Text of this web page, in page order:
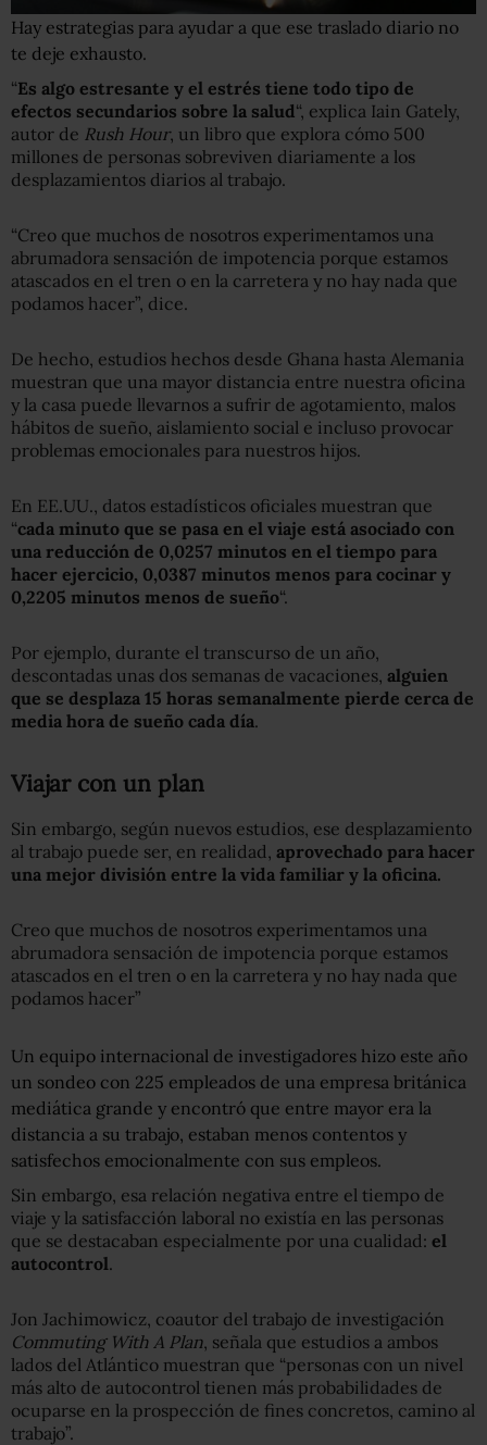
Hay estrategias para ayudar a que ese traslado diario no
te deje exhausto.
“Es algo estresante y el estrés tiene todo tipo de
efectos secundarios sobre la salud“, explica Iain Gately,
autor de Rush Hour, un libro que explora cómo 500
millones de personas sobreviven diariamente a los
desplazamientos diarios al trabajo.
“Creo que muchos de nosotros experimentamos una
abrumadora sensación de impotencia porque estamos
atascados en el tren o en la carretera y no hay nada que
podamos hacer”, dice.
De hecho, estudios hechos desde Ghana hasta Alemania
muestran que una mayor distancia entre nuestra oficina
y la casa puede llevarnos a sufrir de agotamiento, malos
hábitos de sueño, aislamiento social e incluso provocar
problemas emocionales para nuestros hijos.
En EE.UU., datos estadísticos oficiales muestran que
“cada minuto que se pasa en el viaje está asociado con
una reducción de 0,0257 minutos en el tiempo para
hacer ejercicio, 0,0387 minutos menos para cocinar y
0,2205 minutos menos de sueño“.
Por ejemplo, durante el transcurso de un año,
descontadas unas dos semanas de vacaciones, alguien
que se desplaza 15 horas semanalmente pierde cerca de
media hora de sueño cada día.
Viajar con un plan
Sin embargo, según nuevos estudios, ese desplazamiento
al trabajo puede ser, en realidad, aprovechado para hacer
una mejor división entre la vida familiar y la oficina.
Creo que muchos de nosotros experimentamos una
abrumadora sensación de impotencia porque estamos
atascados en el tren o en la carretera y no hay nada que
podamos hacer”
Un equipo internacional de investigadores hizo este año
un sondeo con 225 empleados de una empresa británica
mediática grande y encontró que entre mayor era la
distancia a su trabajo, estaban menos contentos y
satisfechos emocionalmente con sus empleos.
Sin embargo, esa relación negativa entre el tiempo de
viaje y la satisfacción laboral no existía en las personas
que se destacaban especialmente por una cualidad: el
autocontrol.
Jon Jachimowicz, coautor del trabajo de investigación
Commuting With A Plan , señala que estudios a ambos
lados del Atlántico muestran que “personas con un nivel
más alto de autocontrol tienen más probabilidades de
ocuparse en la prospección de fines concretos, camino al
trabajo”.